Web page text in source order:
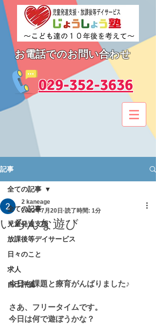
お電話でのお問い合わせ
​029-352-3636
記事
全ての記事
児童発達支援
放課後等デイサービス
日々のこと
求人
自己評価
全ての記事
いろんな遊び
2 kaneage
2022年7月20日 読了時間: 1分
今日も課題と療育がんばりました♪
さあ、フリータイムです。
今日は何で遊ぼうかな？